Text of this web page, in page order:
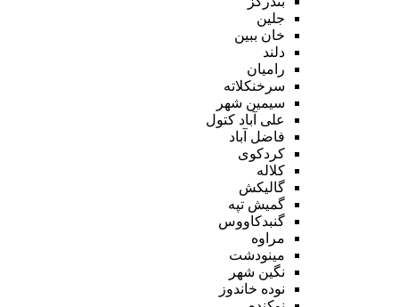
جلین
خان ببین
دلند
رامیان
سرخنکلاته
سیمین شهر
علی آباد کتول
فاضل آباد
کردکوی
کلاله
گالیکش
گمیش تپه
گنبدکاووس
مراوه
مینودشت
نگین شهر
نوده خاندوز